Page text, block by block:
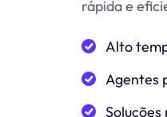
rápida e
Alto
Agentes